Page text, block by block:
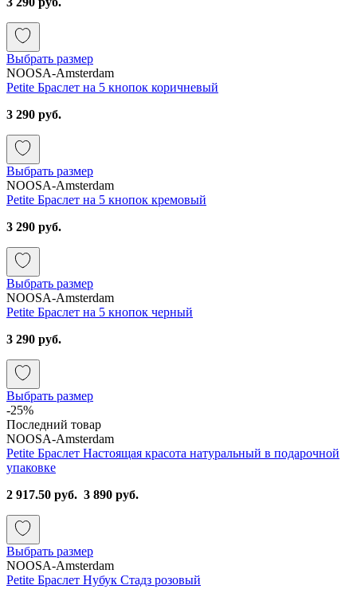
Выбрать размер
NOOSA-Amsterdam
Petite Браслет на 5 кнопок коричневый
3 290 руб.
Выбрать размер
NOOSA-Amsterdam
Petite Браслет на 5 кнопок кремовый
3 290 руб.
Выбрать размер
NOOSA-Amsterdam
Petite Браслет на 5 кнопок черный
3 290 руб.
Выбрать размер
-25%
Последний товар
NOOSA-Amsterdam
Petite Браслет Настоящая красота натуральный в подарочной
упаковке
2 917.50 руб. 3 890 руб.
Выбрать размер
NOOSA-Amsterdam
Petite Браслет Нубук Стадз розовый